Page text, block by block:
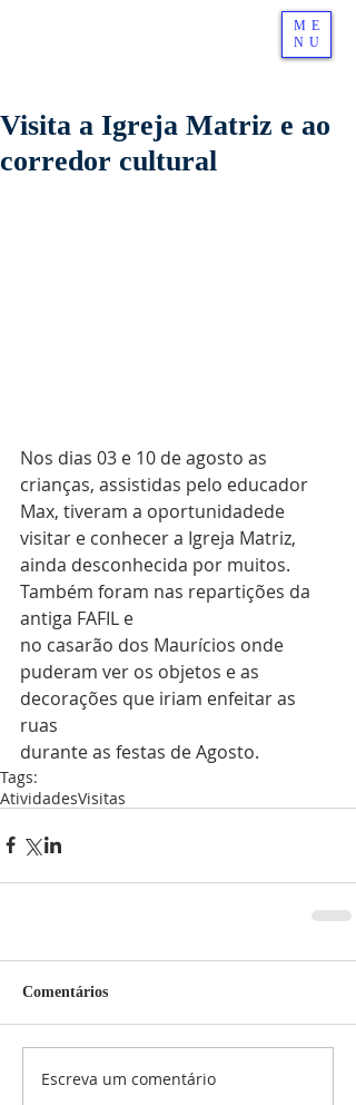
ME
NU
Visita a Igreja Matriz e ao
corredor cultural
Nos dias 03 e 10 de agosto as
crianças, assistidas pelo educador
Max, tiveram a oportunidadede
visitar e conhecer a Igreja Matriz,
ainda desconhecida por muitos.
Também foram nas repartições da
antiga FAFIL e
no casarão dos Maurícios onde
puderam ver os objetos e as
decorações que iriam enfeitar as
ruas
durante as festas de Agosto.
Tags:
AtividadesVisitas
Comentários
Escreva um comentário